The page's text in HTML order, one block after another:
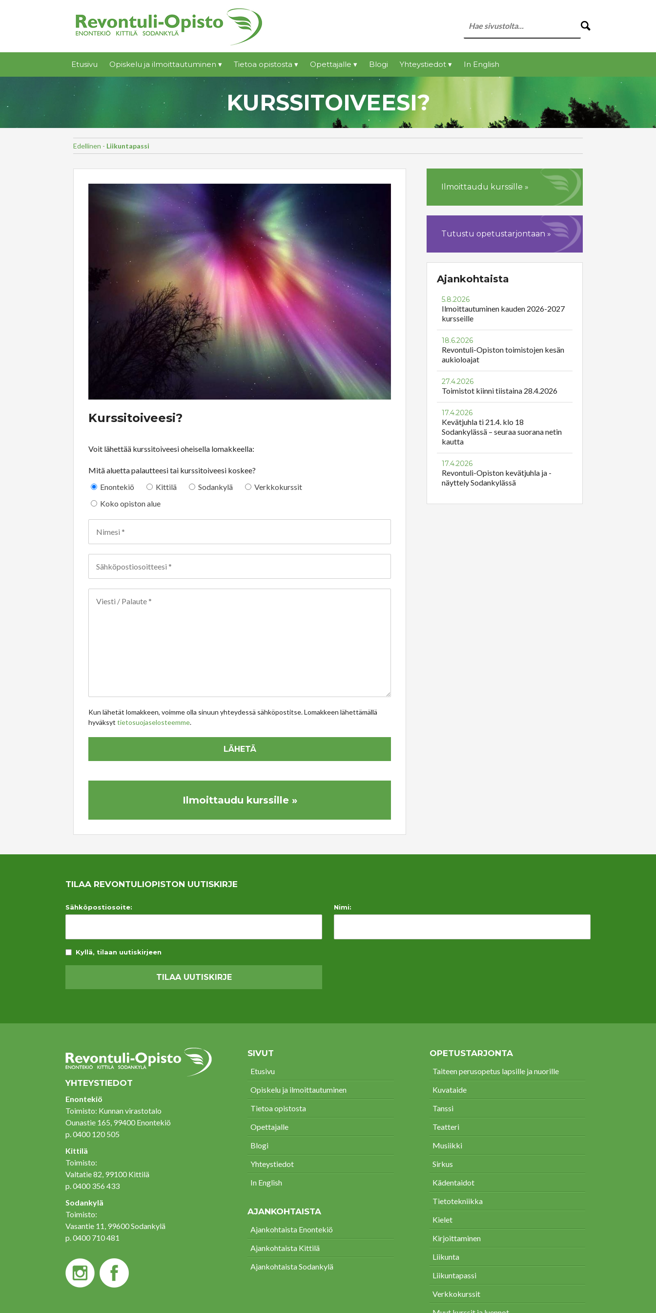
Etusivu Opiskelu ja ilmoittautuminen ▾ Tietoa opistosta ▾ Opettajalle ▾ Blogi Yhteystiedot ▾ In English
KURSSITOIVEESI?
Edellinen - Liikuntapassi
Kurssitoiveesi?
Voit lähettää kurssitoiveesi oheisella lomakkeella:
Mitä aluetta palautteesi tai kurssitoiveesi koskee?
Enontekiö
Kittilä Sodankylä
Verkkokurssit
Koko opiston alue
Kun lähetät lomakkeen, voimme olla sinuun yhteydessä sähköpostitse. Lomakkeen lähettämällä
hyväksyttietosuojaselosteemme.
Ilmoittaudu kurssille »
Ilmoittaudu kurssille »
Tutustu opetustarjontaan »
Ajankohtaista
5.8.2026
Ilmoittautuminen kauden 2026-2027
kursseille
18.6.2026
Revontuli-Opiston toimistojen kesän
aukioloajat
27.4.2026
Toimistot kiinni tiistaina 28.4.2026
17.4.2026
Kevätjuhla ti 21.4. klo 18
Sodankylässä – seuraa suorana netin
kautta
17.4.2026
Revontuli-Opiston kevätjuhla ja -
näyttely Sodankylässä
TILAA REVONTULIOPISTON UUTISKIRJE
Sähköpostiosoite: Nimi:
Kyllä, tilaan uutiskirjeen
YHTEYSTIEDOT
Enontekiö
Toimisto: Kunnan virastotalo
Ounastie 165, 99400 Enontekiö
p. 0400 120 505
Kittilä
Toimisto:
Valtatie 82, 99100 Kittilä
p. 0400 356 433
Sodankylä
Toimisto:
Vasantie 11, 99600 Sodankylä
p. 0400 710 481
SIVUT
Etusivu
Opiskelu ja ilmoittautuminen
Tietoa opistosta
Opettajalle
Blogi
Yhteystiedot
In English
AJANKOHTAISTA
Ajankohtaista Enontekiö
Ajankohtaista Kittilä
Ajankohtaista Sodankylä
OPETUSTARJONTA
Taiteen perusopetus lapsille ja nuorille
Kuvataide
Tanssi
Teatteri
Musiikki
Sirkus
Kädentaidot
Tietotekniikka
Kielet
Kirjoittaminen
Liikunta
Liikuntapassi
Verkkokurssit